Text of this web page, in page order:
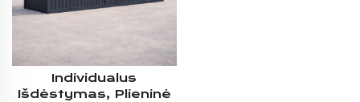
Individualus
Išdėstymas, Plieninė